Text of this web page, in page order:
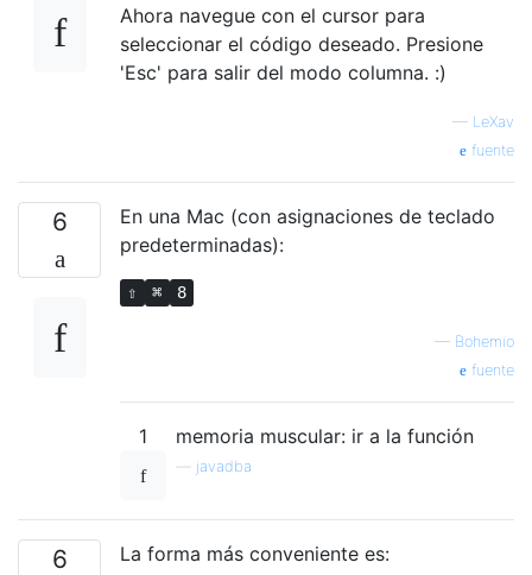
Ahora navegue con el cursor para
seleccionar el código deseado. Presione
'Esc' para salir del modo columna. :)
— LeXav
fuente
6
En una Mac (con asignaciones de teclado
predeterminadas):
⇧ ⌘ 8
— Bohemio
fuente
1 memoria muscular: ir a la función
javadba
6
La forma más conveniente es: